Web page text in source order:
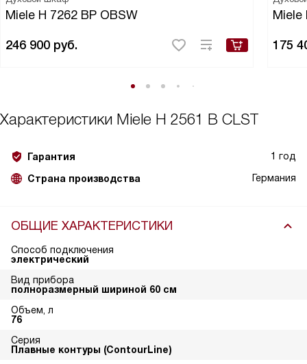
Miele H 7262 BP OBSW
246 900 руб.
Miele
175
Характеристики Miele H 2561 B CLST
Гарантия 1 год
Страна производства Германия
ОБЩИЕ ХАРАКТЕРИСТИКИ
Способ подключения
электрический
Вид прибора
полноразмерный шириной 60 см
Объем, л
76
Серия
Плавные контуры (ContourLine)